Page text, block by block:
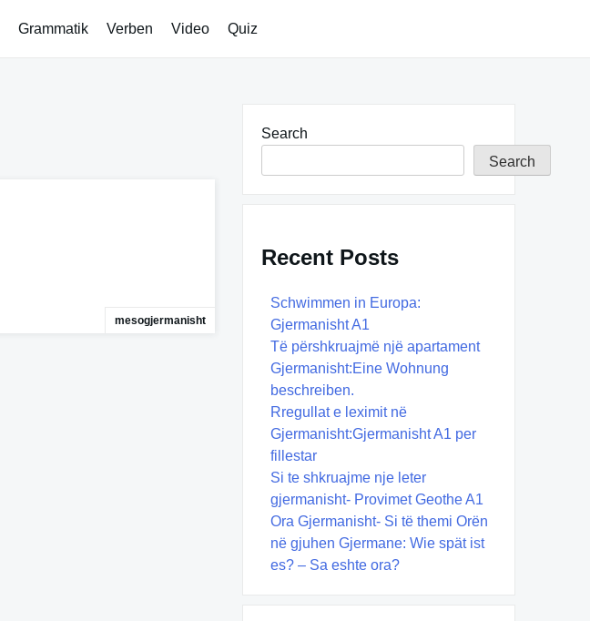
Grammatik Verben Video Quiz
mesogjermanisht
Search
Search
Recent Posts
Schwimmen in Europa:
Gjermanisht A1
Të përshkruajmë një apartament
Gjermanisht:Eine Wohnung
beschreiben.
Rregullat e leximit në
Gjermanisht:Gjermanisht A1 per
fillestar
Si te shkruajme nje leter
gjermanisht- Provimet Geothe A1
Ora Gjermanisht- Si të themi Orën
në gjuhen Gjermane: Wie spät ist
es? – Sa eshte ora?